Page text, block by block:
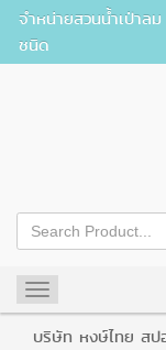
จำหน่ายสวนน้ำเป่าล
ชนิด
Toggle
navigation
บริษัท หงษ์ไทย ส